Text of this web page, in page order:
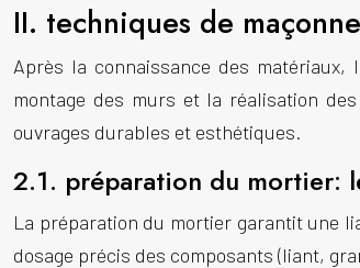
II. techniques de
Après la connaissance des matériaux,
montage des murs et la réalisation
ouvrages durables et esthétiques.
2.1. préparation du mortier:
La préparation du mortier garantit une
dosage précis des composants (liant,